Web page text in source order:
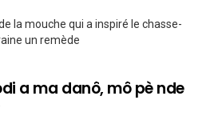
la mouche qui a inspiré le chasse-
un remède
a ma danô, mô pè nde